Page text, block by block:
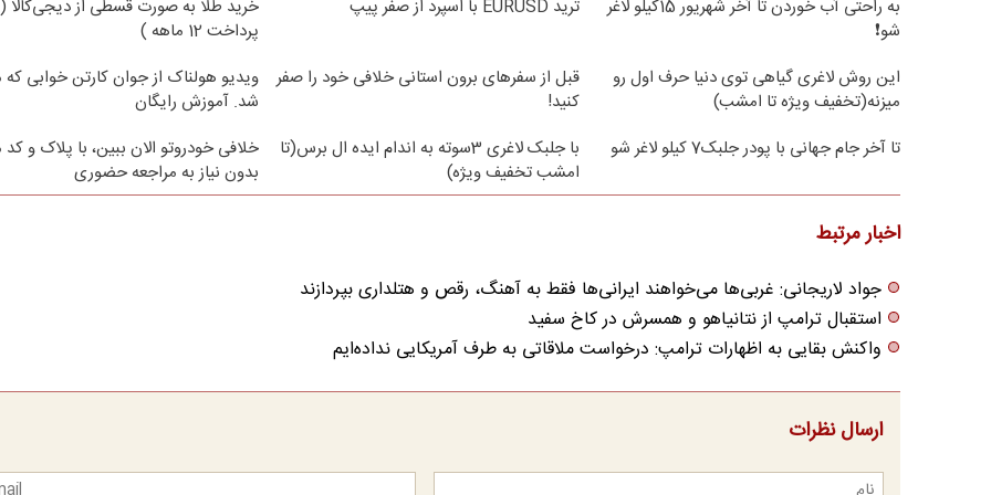
به راحتی آب خوردن تا آخر شهریور 15کیلو لاغر
شو❗
ترید EURUSD با اسپرد از صفر پیپ
خرید طلا به صورت قسطی از دیجی‌کالا (
پرداخت 12 ماهه )
این روش لاغری گیاهی توی دنیا حرف اول رو
میزنه(تخفیف ویژه تا امشب)
قبل از سفرهای برون استانی خلافی خود را صفر
کنید!
ویدیو هولناک از جوان کارتن خوابی که
شد. آموزش رایگان
تا آخر جام جهانی با پودر جلبک7 کیلو لاغر شو
با جلبک لاغری 3سوته به اندام ایده ال برس(تا
امشب تخفیف ویژه)
خلافی خودروتو الان ببین، با پلاک و کد
بدون نیاز به مراجعه حضوری
اخبار مرتبط
جواد لاریجانی: غربی‌ها می‌خواهند ایرانی‌ها فقط به آهنگ، رقص و هتلداری بپردازند
استقبال ترامپ از نتانیاهو و همسرش در کاخ سفید
واکنش بقایی به اظهارات ترامپ: درخواست ملاقاتی به طرف آمریکایی نداده‌ایم
ارسال نظرات